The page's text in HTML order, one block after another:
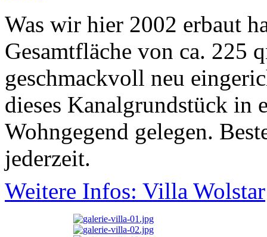
Was wir hier 2002 erbaut
Gesamtfläche von ca. 225
geschmackvoll neu
dieses Kanalgrundstück in
Wohngegend gelegen.
jederzeit.
Weitere Infos: Villa Wolstar